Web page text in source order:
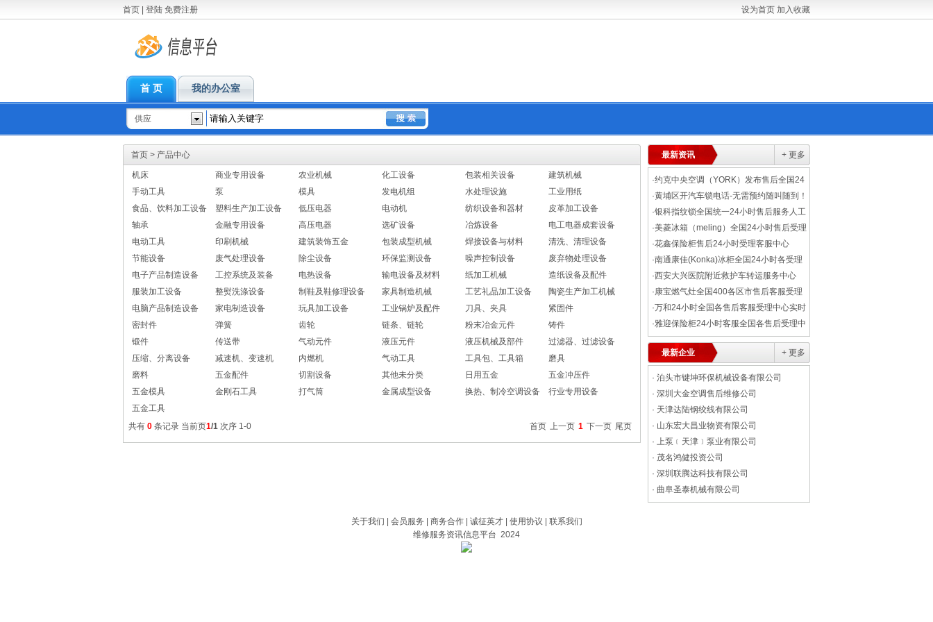
首页 登陆 免费注册 设为首页 加入收藏
首 页 我的办公室
供应
首页 > 产品中心
机床 商业专用设备 农业机械 化工设备 包装相关设备
建筑机械
手动工具
泵 模具 发电机组 水处理设施
工业用纸
食品、饮料加工设备
塑料生产加工设备 低压电器 电动机 纺织设备和器材
皮革加工设备
轴承
金融专用设备 高压电器 选矿设备 冶炼设备
电工电器成套设备
电动工具
印刷机械 建筑装饰五金 包装成型机械 焊接设备与材料
清洗、清理设备
节能设备
废气处理设备 除尘设备 环保监测设备 噪声控制设备
废弃物处理设备
电子产品制造设备
工控系统及装备 电热设备 输电设备及材料 纸加工机械
造纸设备及配件
服装加工设备
整熨洗涤设备 制鞋及鞋修理设备 家具制造机械 工艺礼品加工设备
陶瓷生产加工机械
电脑产品制造设备
家电制造设备 玩具加工设备 工业锅炉及配件 刀具、夹具
紧固件
密封件
弹簧 齿轮 链条、链轮 粉末冶金元件
铸件
锻件
传送带 气动元件 液压元件 液压机械及部件
过滤器、过滤设备
压缩、分离设备
减速机、变速机 内燃机 气动工具 工具包、工具箱
磨具
磨料
五金配件 切割设备 其他未分类 日用五金
五金冲压件
五金模具
金刚石工具 打气筒 金属成型设备 换热、制冷空调设备
行业专用设备
五金工具
共有0 条记录 当前页1/1 次序 1-0 首页 上一页 1 下一页 尾页
最新资讯 + 更多
·约克中央空调（YORK）发布售后全国24
小时客服受理中心(2026 网点上线)
·黄埔区开汽车锁电话-无需预约随叫随到！
·银科指纹锁全国统一24小时售后服务人工
电话上线（2026最新推出）
·美菱冰箱（meling）全国24小时售后受理
专线正式启用(2026最新公布)
·花鑫保险柜售后24小时受理客服中心
(2026上线)
·南通康佳(Konka)冰柜全国24小时各受理
客服中心
·西安大兴医院附近救护车转运服务中心
+非急救转运2026(全国就近派车)
·康宝燃气灶全国400各区市售后客服受理
中心(2026服务更新)
·万和24小时全国各售后客服受理中心实时
资讯今+日+汇+总
·雅迎保险柜24小时客服全国各售后受理中
心(2026服务更新)
最新企业
+ 更多
· 泊头市键坤环保机械设备有限公司
· 深圳大金空调售后维修公司
· 天津达陆钢绞线有限公司
· 山东宏大昌业物资有限公司
· 上泵﹝天津﹞泵业有限公司
· 茂名鸿健投资公司
· 深圳联腾达科技有限公司
· 曲阜圣泰机械有限公司
关于我们 会员服务 商务合作| 诚征英才| 使用协议
联系我们
维修服务资讯信息平台 2024